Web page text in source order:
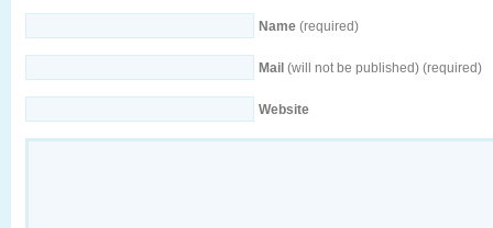
Name (required)
Mail (will not be published) (required)
Website